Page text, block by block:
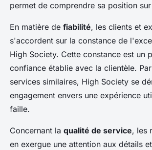
permet de comprendre sa position
En matière de fiabilité, les clients et
s'accordent sur la constance de
High Society. Cette constance est un
confiance établie avec la clientèle.
services similaires, High Society se
engagement envers une expérience
faille.
Concernant la qualité de service, les
en exergue une attention aux détails